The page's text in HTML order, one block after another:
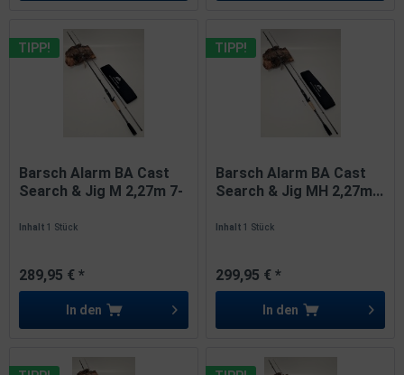
TIPP!
Barsch Alarm BA Cast
Search & Jig M 2,27m 7-
Inhalt1 Stück
289,95 € *
In den
TIPP!
Barsch Alarm BA Cast
Search & Jig MH 2,27m...
Inhalt1 Stück
299,95 € *
In den